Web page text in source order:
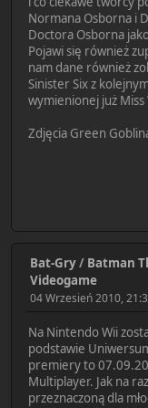
Normana Osborna i
Doctora Osborna
Pojawi się również
nam dane również
Sinister Six z
wymienionej już Miss
Zdjęcia Green
Bat-Gry/ Batman
Videogame
04 Wrzesień 2010,
Na Nintendo Wii
podstawie
premiery to
Multiplayer. Jak na
przeznaczoną dla